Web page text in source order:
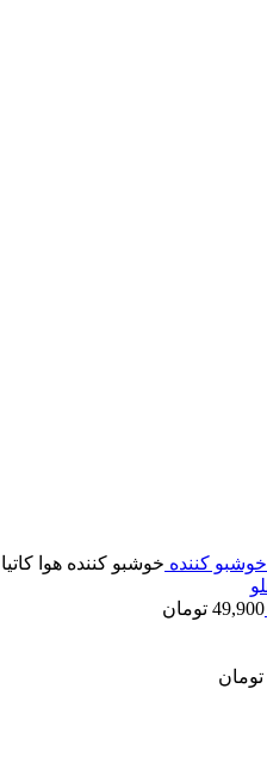
خوشبو کننده خوشبو کننده هوا
49,900 تومان
تومان